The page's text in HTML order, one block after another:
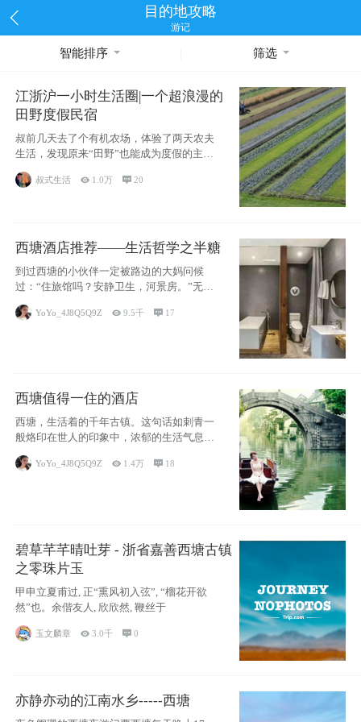
目的地攻略
游记
智能排序 筛选
江浙沪一小时生活圈|一个超浪漫的
田野度假民宿
叔前几天去了个有机农场，体验了两天农夫
生活，发现原来“田野”也能成为度假的主旋
律。江
叔式生活  1.0万 20
西塘酒店推荐——生活哲学之半糖
到过西塘的小伙伴一定被路边的大妈问候
过：“住旅馆吗？安静卫生，河景房。”无意
YoYo_4J8Q5Q9Z 9.5千  17
西塘值得一住的酒店
西塘，生活着的千年古镇。这句话如刺青一
般烙印在世人的印象中，浓郁的生活气息，
小桥流水
YoYo_4J8Q5Q9Z  1.4万  18
碧草芊芊晴吐芽 - 浙省嘉善西塘古镇
之零珠片玉
甲申立夏甫过, 正“熏风初入弦”, “榴花开欲
然”也。余偕友人, 欣欣然, 鞭丝于
玉文麟章  3.0千 0
亦静亦动的江南水乡-----西塘